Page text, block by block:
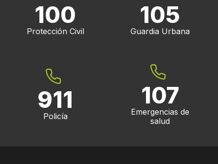
100
Protección Civil
105
Guardia Urbana
911
Policía
107
Emergencias de
salud